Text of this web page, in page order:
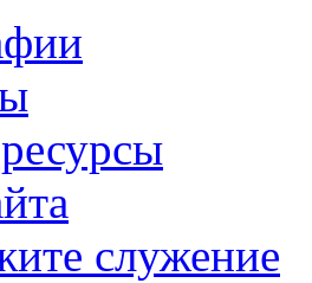
служение